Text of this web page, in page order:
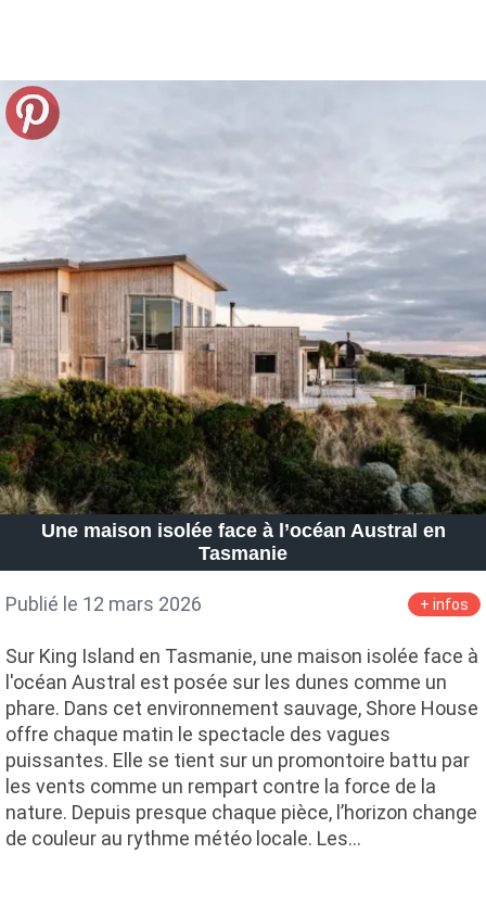
Une maison isolée face à l’océan Austral en
Tasmanie
Publié le 12 mars 2026 + infos
Sur King Island en Tasmanie, une maison isolée face à
l'océan Austral est posée sur les dunes comme un
phare. Dans cet environnement sauvage, Shore House
offre chaque matin le spectacle des vagues
puissantes. Elle se tient sur un promontoire battu par
les vents comme un rempart contre la force de la
nature. Depuis presque chaque pièce, l’horizon change
de couleur au rythme météo locale. Les…